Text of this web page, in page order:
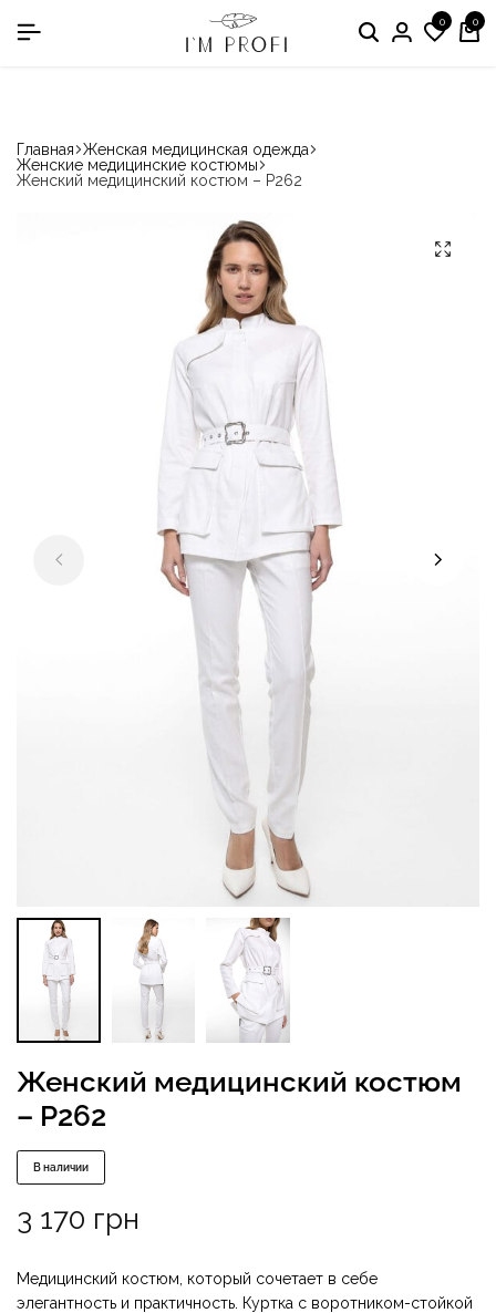
в номинации «Производитель медодежды» 0 0
Главная Женская медицинская одежда
Женские медицинские костюмы
Женский медицинский костюм – P262
Женский медицинский костюм
– P262
В наличии
3 170 грн
Медицинский костюм, который сочетает в себе
элегантность и практичность. Куртка с воротником-стойкой